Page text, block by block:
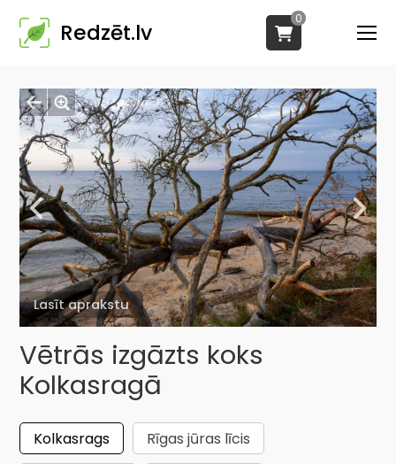
Redzēt.lv
0
Lasīt aprakstu
Vētrās izgāzts koks
Kolkasragā
Kolkasrags
Rīgas jūras līcis